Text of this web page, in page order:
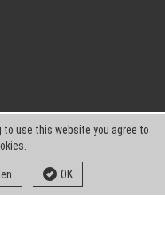
use this website you agree to
OK